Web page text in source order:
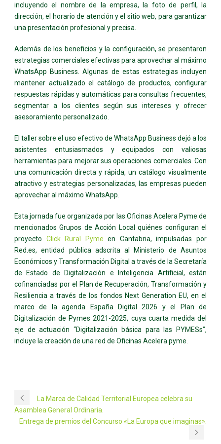
incluyendo el nombre de la empresa, la foto de perfil, la
dirección, el horario de atención y el sitio web, para garantizar
una presentación profesional y precisa.
Además de los beneficios y la configuración, se presentaron
estrategias comerciales efectivas para aprovechar al máximo
WhatsApp Business. Algunas de estas estrategias incluyen
mantener actualizado el catálogo de productos, configurar
respuestas rápidas y automáticas para consultas frecuentes,
segmentar a los clientes según sus intereses y ofrecer
asesoramiento personalizado.
El taller sobre el uso efectivo de WhatsApp Business dejó a los
asistentes entusiasmados y equipados con valiosas
herramientas para mejorar sus operaciones comerciales. Con
una comunicación directa y rápida, un catálogo visualmente
atractivo y estrategias personalizadas, las empresas pueden
aprovechar al máximo WhatsApp.
Esta jornada fue organizada por las Oficinas Acelera Pyme de
mencionados Grupos de Acción Local quiénes configuran el
proyecto Click Rural Pyme en Cantabria, impulsadas por
Red.es, entidad pública adscrita al Ministerio de Asuntos
Económicos y Transformación Digital a través de la Secretaría
de Estado de Digitalización e Inteligencia Artificial, están
cofinanciadas por el Plan de Recuperación, Transformación y
Resiliencia a través de los fondos Next Generation EU, en el
marco de la agenda España Digital 2026 y el Plan de
Digitalización de Pymes 2021-2025, cuya cuarta medida del
eje de actuación “Digitalización básica para las PYMESs”,
incluye la creación de una red de Oficinas Acelera pyme.
La Marca de Calidad Territorial Europea celebra su
Asamblea General Ordinaria.
Entrega de premios del Concurso «La Europa que imaginas».